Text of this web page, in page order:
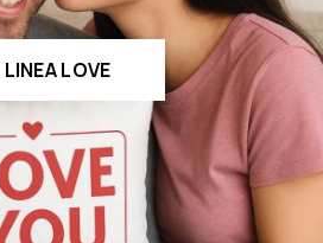
LINEA LOVE